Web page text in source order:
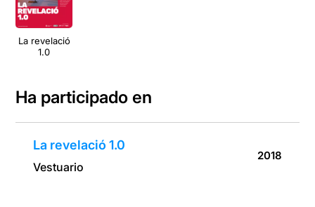
La revelació
1.0
Ha participado en
La revelació 1.0
Vestuario
2018